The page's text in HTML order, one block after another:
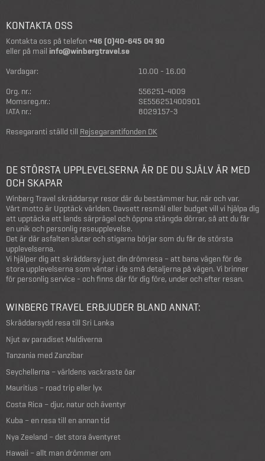
KONTAKTA OSS
Kontakta oss på telefon+46 (0)40-645 04 90
eller på mail info@winbergtravel.se
Vardagar:
10.00 - 16.00
Org. nr.:
556251-4009
Momsreg.nr.:
SE556251400901
IATA nr.:
8029157-3
Resegaranti ställd till Rejsegarantifonden DK
DE STÖRSTA UPPLEVELSERNA ÄR DE DU SJÄLV ÄR MED
OCH SKAPAR
Winberg Travel skräddarsyr resor där du bestämmer hur, när och var.
Vårt motto är Upptäck världen. Oavsett resmål eller budget vill vi hjälpa dig
att upptäcka ett lands särprägel och öppna stängda dörrar, så att du får
en unik och personlig reseupplevelse.
Det är där asfalten slutar och stigarna börjar som du får de största
upplevelserna.
Vi hjälper dig att skräddarsy just din drömresa – att bana vägen för de
stora upplevelserna som väntar i de små detaljerna på vägen. Vi brinner
för personlig service - och finns där för dig före, under och efter resan.
WINBERG TRAVEL ERBJUDER BLAND ANNAT:
Skräddarsydd resa till Sri Lanka
Njut av paradiset Maldiverna
Tanzania med Zanzibar
Seychellerna – världens vackraste öar
Mauritius – road trip eller lyx
Costa Rica – djur, natur och äventyr
Kuba – en resa till en annan tid
Nya Zeeland – det stora äventyret
Hawaii – allt man drömmer om